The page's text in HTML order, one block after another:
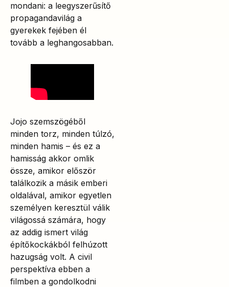
mondani: a leegyszerűsítő
propagandavilág a
gyerekek fejében él
tovább a leghangosabban.
Jojo szemszögéből
minden torz, minden túlzó,
minden hamis – és ez a
hamisság akkor omlik
össze, amikor először
találkozik a másik emberi
oldalával, amikor egyetlen
személyen keresztül válik
világossá számára, hogy
az addig ismert világ
építőkockákból felhúzott
hazugság volt. A civil
perspektíva ebben a
filmben a gondolkodni